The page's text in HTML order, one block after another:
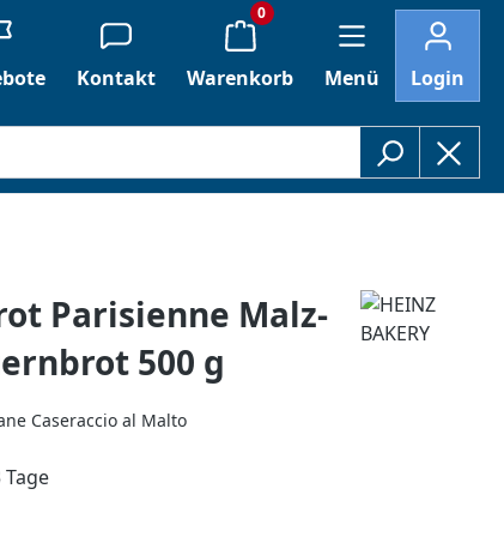
Kontakt
0
Warenkorb Menü Login
Parisienne Malz-
500 g
Caseraccio al Malto